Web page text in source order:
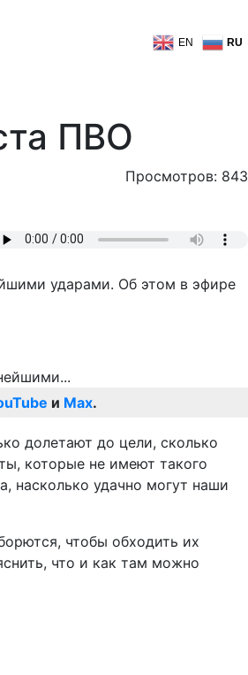
EN RU
ПВО
Просмотров: 843
ударами. Об этом в эфире
и Max.
долетают до цели, сколько
которые не имеют такого
насколько удачно могут наши
чтобы обходить их
что и как там можно